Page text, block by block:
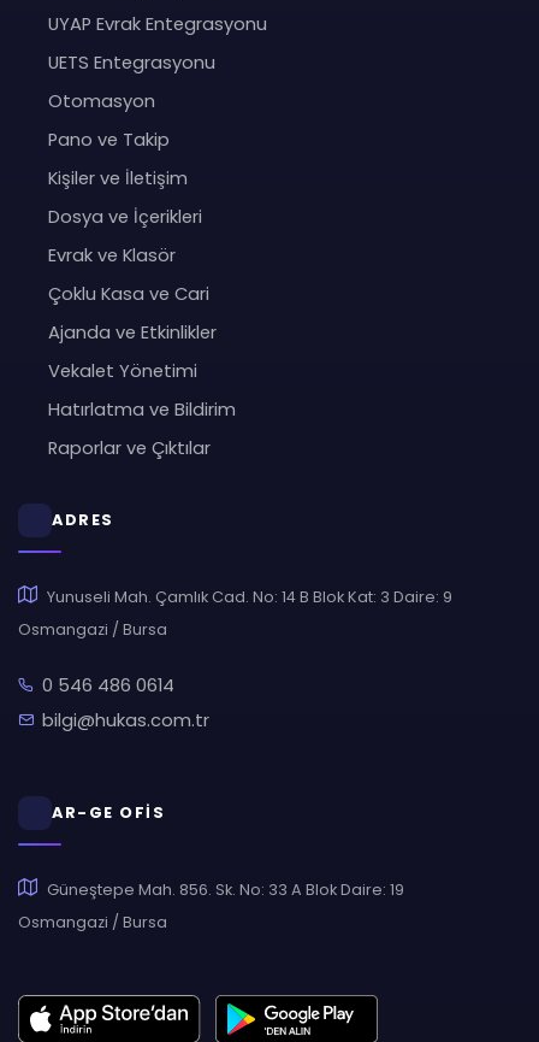
UYAP Evrak Entegrasyonu
UETS Entegrasyonu
Otomasyon
Pano ve Takip
Kişiler ve İletişim
Dosya ve İçerikleri
Evrak ve Klasör
Çoklu Kasa ve Cari
Ajanda ve Etkinlikler
Vekalet Yönetimi
Hatırlatma ve Bildirim
Raporlar ve Çıktılar
ADRES
Yunuseli Mah. Çamlık Cad. No: 14 B Blok Kat: 3 Daire: 9
Osmangazi / Bursa
0 546 486 0614
bilgi@hukas.com.tr
AR-GE OFİS
Güneştepe Mah. 856. Sk. No: 33 A Blok Daire: 19
Osmangazi / Bursa